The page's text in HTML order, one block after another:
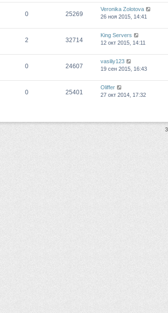
0 25269
Veronika Zolotova
26 ноя 2015, 14:41
2 32714
King Servers
12 окт 2015, 14:11
0 24607
vasiliy123
19 сен 2015, 16:43
0 25401
Oliffer
27 окт 2014, 17:32